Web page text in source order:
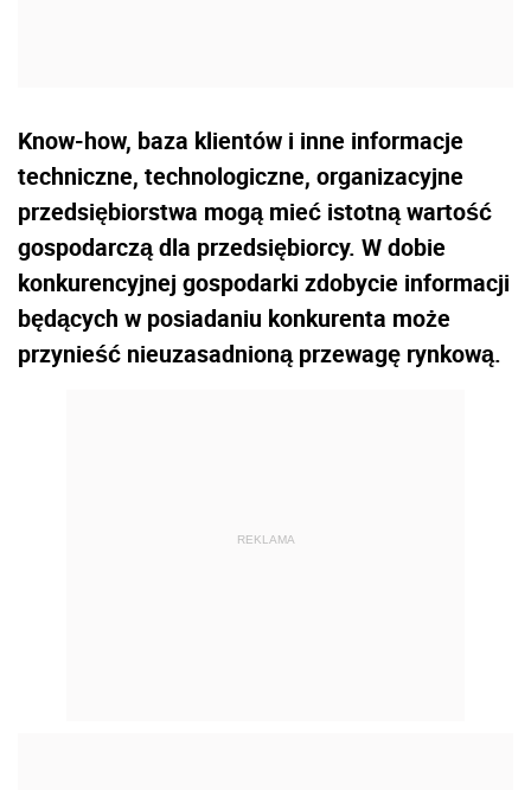
Know-how, baza klientów i inne informacje
techniczne, technologiczne, organizacyjne
przedsiębiorstwa mogą mieć istotną wartość
gospodarczą dla przedsiębiorcy. W dobie
konkurencyjnej gospodarki zdobycie informacji
będących w posiadaniu konkurenta może
przynieść nieuzasadnioną przewagę rynkową.
REKLAMA